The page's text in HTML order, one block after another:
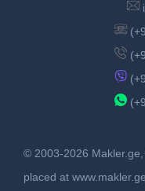
© 2003-2026
placed at